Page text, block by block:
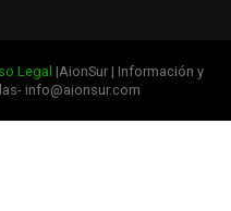
Legal |AionSur | Información y
info@aionsur.com